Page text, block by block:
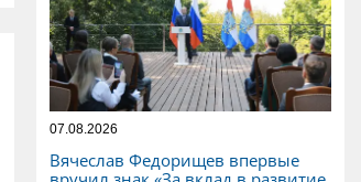
07.08.2026
Вячеслав Федорищев впервые